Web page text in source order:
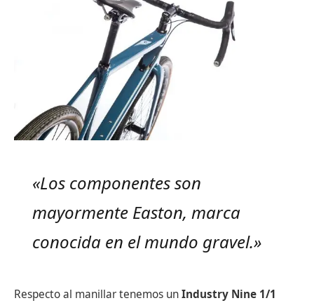
«Los componentes son
mayormente Easton, marca
conocida en el mundo gravel.»
Respecto al manillar tenemos unIndustry Nine 1/1